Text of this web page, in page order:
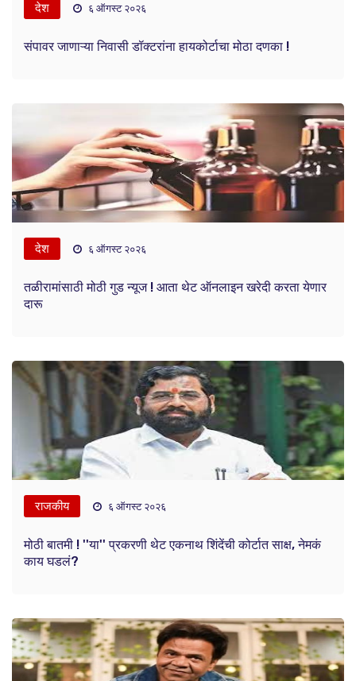
देश ६ ऑगस्ट २०२६
संपावर जाणाऱ्या निवासी डॉक्टरांना हायकोर्टाचा मोठा दणका !
देश ६ ऑगस्ट २०२६
तळीरामांसाठी मोठी गुड न्यूज ! आता थेट ऑनलाइन खरेदी करता येणार
दारू
राजकीय ६ ऑगस्ट २०२६
मोठी बातमी ! ''या'' प्रकरणी थेट एकनाथ शिंदेंची कोर्टात साक्ष, नेमकं
काय घडलं?